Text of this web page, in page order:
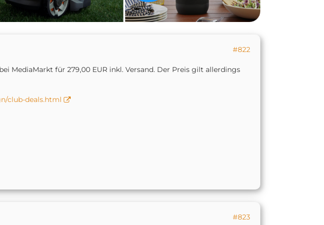
#822
MediaMarkt für 279,00 EUR inkl. Versand. Der Preis gilt allerdings
club-deals.html
#823